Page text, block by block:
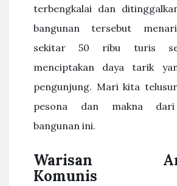
terbengkalai dan
bangunan tersebut
sekitar 50 ribu turis
menciptakan daya tarik
pengunjung. Mari kita
pesona dan makna dari
bangunan ini.
Warisan
Komunis